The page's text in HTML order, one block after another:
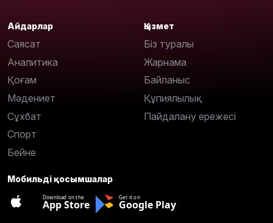
Айдарлар
Саясат
Аналитика
Қоғам
Мәдениет
Сұхбат
Спорт
Бейне
Қызмет
Біз туралы
Жарнама
Байланыс
Құпиялылық
Пайдалану ережесі
Мобильді қосымшалар
Download on the
App Store
Get it on
Google Play